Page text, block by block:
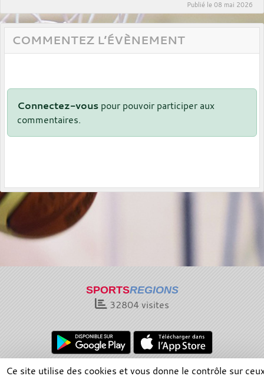
Publié le 08 mai 2026
COMMENTEZ L’ÉVÈNEMENT
Connectez-vous pour pouvoir participer aux
commentaires.
SPORTSREGIONS
32804visites
Charte cookies Gestion des cookies
Ce site utilise des cookies et vous donne le contrôle sur